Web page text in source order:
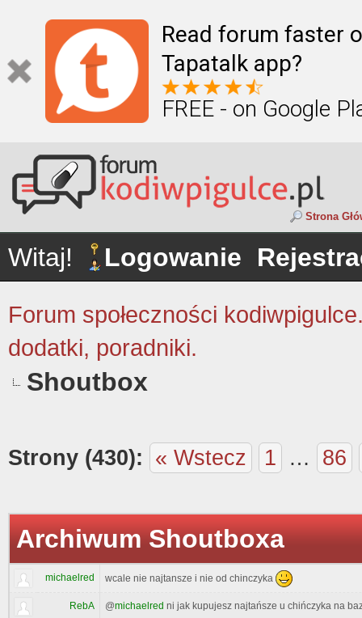
Read forum faster
Tapatalk app?
FREE - on Google
Strona
Witaj! Logowanie
Forum społeczności
dodatki, poradniki.
Shoutbox
Strony (430): « Wstecz 1 … 86
Archiwum Shoutboxa
michaelred wcale nie najtansze i nie od chinczyka
RebA @michaelred ni jak kupujesz najtańsze u chińczyka na